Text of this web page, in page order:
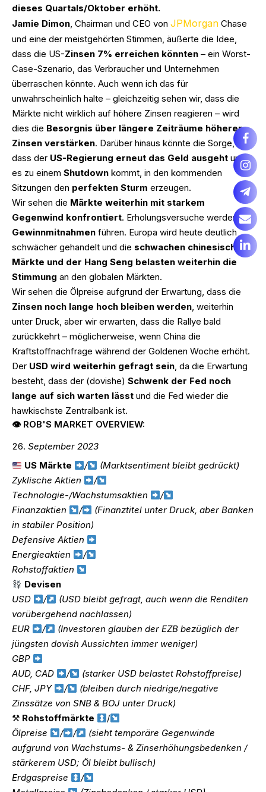
dieses Quartals/Oktober erhöht.
Jamie Dimon, Chairman und CEO von JPMorgan Chase
und eine der meistgehörten Stimmen, äußerte die Idee,
dass die US-Zinsen 7% erreichen könnten – ein Worst-
Case-Szenario, das Verbraucher und Unternehmen
überraschen könnte. Auch wenn ich das für
unwahrscheinlich halte – gleichzeitig sehen wir, dass die
Märkte nicht wirklich auf höhere Zinsen reagieren – wird
dies die Besorgnis über längere Zeiträume höherer
Zinsen verstärken. Darüber hinaus könnte die Sorge,
dass der US-Regierung erneut das Geld ausgeht und
es zu einem Shutdown kommt, in den kommenden
Sitzungen den perfekten Sturm erzeugen.
Wir sehen die Märkte weiterhin mit starkem
Gegenwind konfrontiert. Erholungsversuche werden zu
Gewinnmitnahmen führen. Europa wird heute deutlich
schwächer gehandelt und die schwachen chinesischen
Märkte und der Hang Seng belasten weiterhin die
Stimmung an den globalen Märkten.
Wir sehen die Ölpreise aufgrund der Erwartung, dass die
Zinsen noch lange hoch bleiben werden, weiterhin
unter Druck, aber wir erwarten, dass die Rallye bald
zurückkehrt – möglicherweise, wenn China die
Kraftstoffnachfrage während der Goldenen Woche erhöht.
Der USD wird weiterhin gefragt sein, da die Erwartung
besteht, dass der (dovishe) Schwenk der Fed noch
lange auf sich warten lässt und die Fed wieder die
hawkischste Zentralbank ist.
👁 ROB'S MARKET OVERVIEW:
September 2023
US Märkte
/
(Marktsentiment bleibt gedrückt)
Zyklische Aktien
/
Technologie-/Wachstumsaktien
/
Finanzaktien
/
(Finanztitel unter Druck, aber Banken
in stabiler Position)
Defensive Aktien
Energieaktien
/
Rohstoffaktien
Devisen
USD
/
(USD bleibt gefragt, auch wenn die Renditen
vorübergehend nachlassen)
EUR
/
(Investoren glauben der EZB bezüglich der
jüngsten dovish Aussichten immer weniger)
GBP
AUD, CAD
/
(starker USD belastet Rohstoffpreise)
CHF, JPY
/
(bleiben durch niedrige/negative
Zinssätze von SNB & BOJ unter Druck)
⚒ Rohstoffmärkte
/
Ölpreise
/ /
(sieht temporäre Gegenwinde
aufgrund von Wachstums- & Zinserhöhungsbedenken /
stärkerem USD; Öl bleibt bullisch)
Erdgaspreise
/